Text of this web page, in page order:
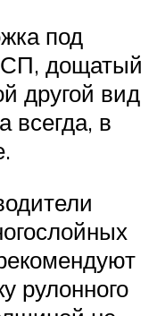
под
дощатый
другой вид
всегда, в
рулонного